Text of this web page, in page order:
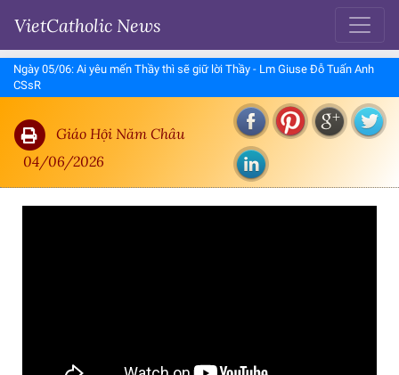
VietCatholic News
Ngày 05/06: Ai yêu mến Thầy thì sẽ giữ lời Thầy - Lm Giuse Đỗ Tuấn Anh
CSsR
Giáo Hội Năm Châu
04/06/2026